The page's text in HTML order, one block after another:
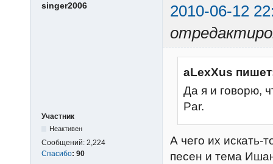
singer2006
2010-06-12
Участник
Неактивен
Сообщений: 2,224
Спасибо: 90
aLexXus
Да я и говорю,
Par.
А чего их искать-
песен и тема